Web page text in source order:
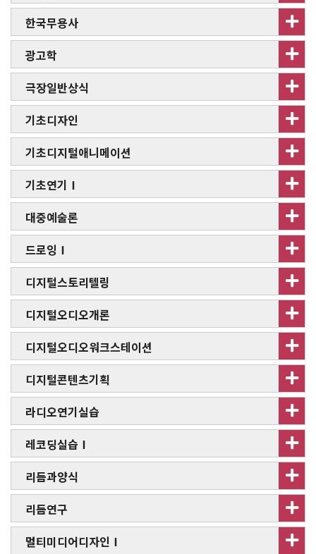
한국무용사
광고학
극장일반상식
기초디자인
기초디지털애니메이션
기초연기Ⅰ
대중예술론
드로잉Ⅰ
디지털스토리텔링
디지털오디오개론
디지털오디오워크스테이션
디지털콘텐츠기획
라디오연기실습
레코딩실습Ⅰ
리듬과양식
리듬연구
멀티미디어디자인Ⅰ